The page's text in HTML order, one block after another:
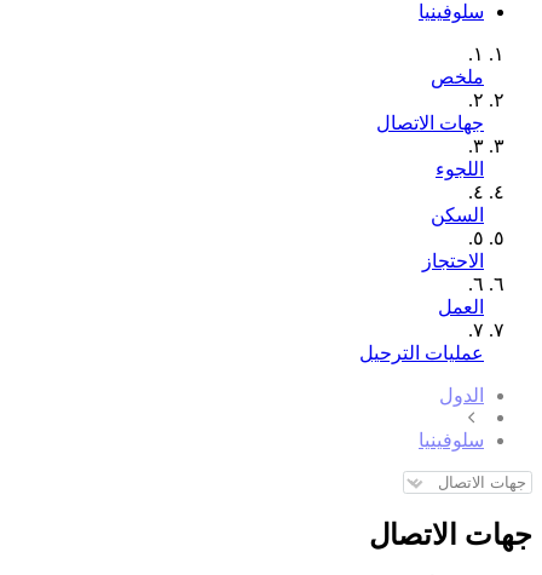
سلوفينيا
١.
ملخص
٢.
جهات الاتصال
٣.
اللجوء
٤.
السكن
٥.
الاحتجاز
٦.
العمل
٧.
عمليات الترحيل
الدول
سلوفينيا
جهات الاتصال